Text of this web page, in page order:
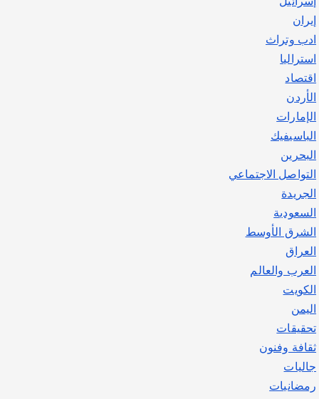
إيران
ادب وتراث
استراليا
اقتصاد
الأردن
الإمارات
الباسيفيك
البحرين
التواصل الاجتماعي
الجريدة
السعودية
الشرق الأوسط
العراق
العرب والعالم
الكويت
اليمن
تحقيقات
ثقافة وفنون
جاليات
رمضانيات